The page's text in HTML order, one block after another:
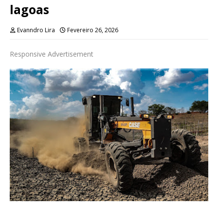
lagoas
Evanndro Lira Fevereiro 26, 2026
Responsive Advertisement